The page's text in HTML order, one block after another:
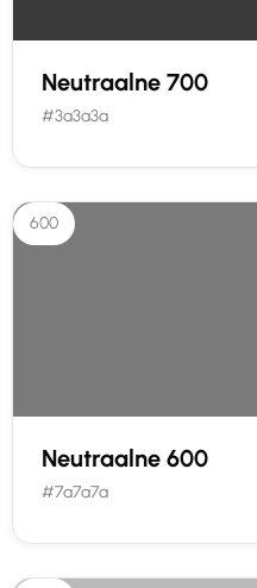
Neutraalne 700
#3a3a3a
600
Neutraalne 600
#7a7a7a